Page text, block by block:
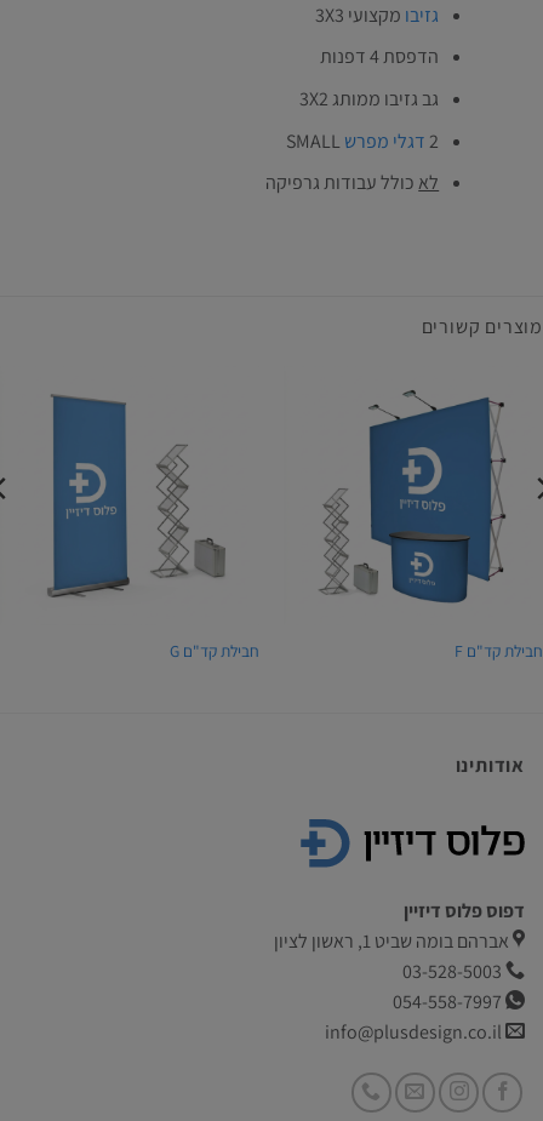
גזיבו מקצועי 3X3
הדפסת 4 דפנות
גב גזיבו ממותג 3X2
2 דגלי מפרש
לאכולל עבודות גרפיקה
מוצרים קשורים
חבילת קד"ם F חבילת קד"ם G
אודותינו
דפוס פלוס דיזיין
אברהם בומה שביט 1, ראשון לציון